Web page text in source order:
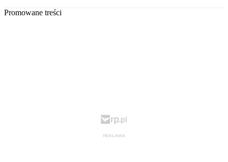
Promowane treści